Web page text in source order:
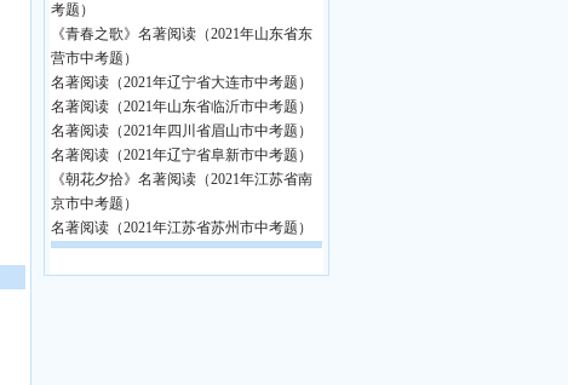
考题）
《青春之歌》名著阅读（2021年山东省东
营市中考题）
名著阅读（2021年辽宁省大连市中考题）
名著阅读（2021年山东省临沂市中考题）
名著阅读（2021年四川省眉山市中考题）
名著阅读（2021年辽宁省阜新市中考题）
《朝花夕拾》名著阅读（2021年江苏省南
京市中考题）
名著阅读（2021年江苏省苏州市中考题）